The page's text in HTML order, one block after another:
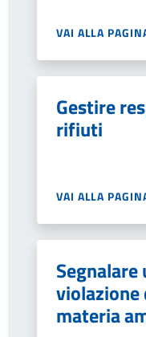
VAI ALLA
Gestire
rifiuti
VAI ALLA
violazione
materia